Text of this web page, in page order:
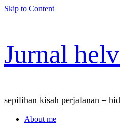
Skip to Content
Jurnal
sepilihan kisah perjalanan –
About me